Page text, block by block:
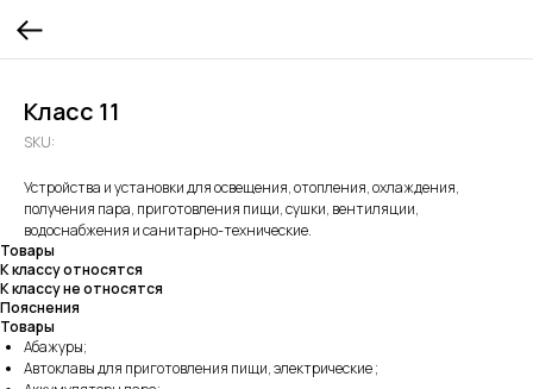
Класс 11
SKU:
Устройства и установки для освещения, отопления, охлаждения,
получения пара, приготовления пищи, сушки, вентиляции,
водоснабжения и санитарно-технические.
Товары
К классу относятся
К классу не относятся
Пояснения
Товары
Абажуры;
Автоклавы для приготовления пищи, электрические ;